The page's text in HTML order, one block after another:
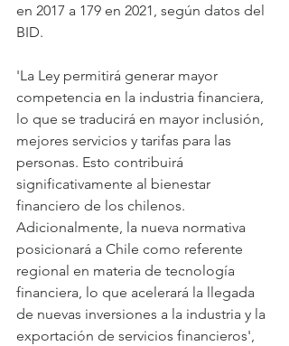
en 2017 a 179 en 2021, según datos del
BID.
'La Ley permitirá generar mayor
competencia en la industria financiera,
lo que se traducirá en mayor inclusión,
mejores servicios y tarifas para las
personas. Esto contribuirá
significativamente al bienestar
financiero de los chilenos.
Adicionalmente, la nueva normativa
posicionará a Chile como referente
regional en materia de tecnología
financiera, lo que acelerará la llegada
de nuevas inversiones a la industria y la
exportación de servicios financieros',